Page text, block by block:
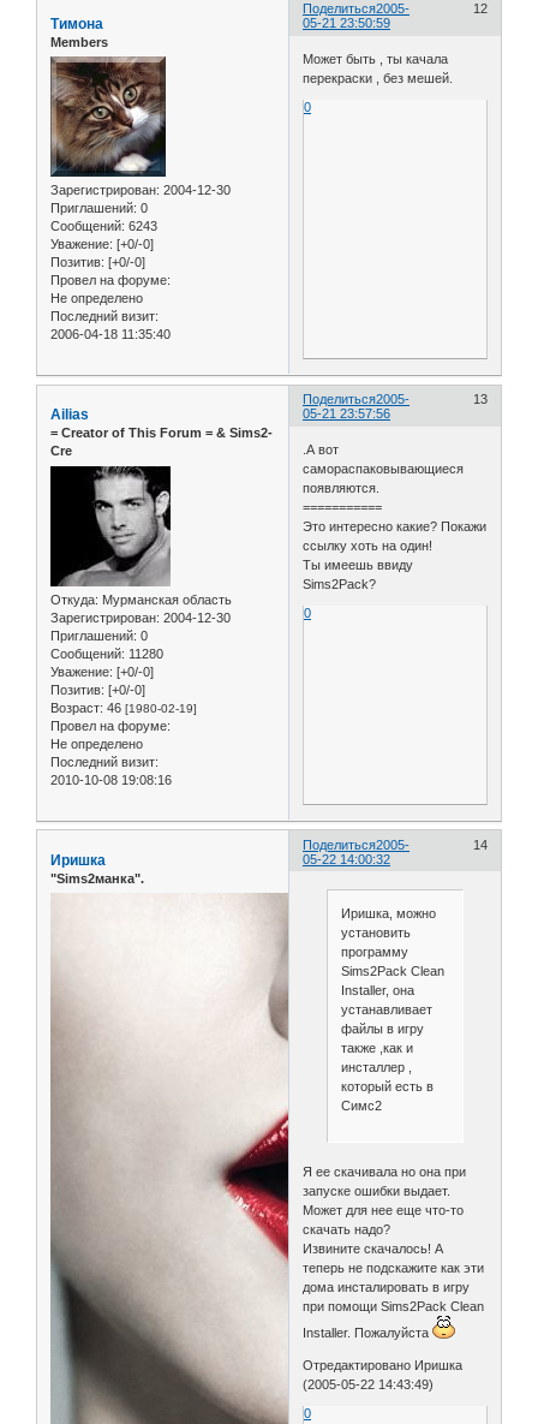
Поделиться 12
2005-
05-21 23:50:59
Тимона
Members
Зарегистрирован: 2004-12-30
Приглашений: 0
Сообщений: 6243
Уважение: [+0/-0]
Позитив: [+0/-0]
Провел на форуме:
Не определено
Последний визит:
2006-04-18 11:35:40
Может быть , ты качала
перекраски , без мешей.
0
Поделиться 13
2005-
05-21 23:57:56
Ailias
= Сreator of This Forum = & Sims2-
Cre
Откуда: Мурманская область
Зарегистрирован: 2004-12-30
Приглашений: 0
Сообщений: 11280
Уважение: [+0/-0]
Позитив: [+0/-0]
Возраст: 46 [1980-02-19]
Провел на форуме:
Не определено
Последний визит:
2010-10-08 19:08:16
.А вот
самораспаковывающиеся
появляются.
===========
Это интересно какие? Покажи
ссылку хоть на один!
Ты имеешь ввиду
Sims2Pack?
0
Поделиться 14
2005-
05-22 14:00:32
Иришка
"Sims2манка".
Иришка, можно
установить
программу
Sims2Pack Clean
Installer, она
устанавливает
файлы в игру
также ,как и
инсталлер ,
который есть в
Симс2
Я ее скачивала но она при
запуске ошибки выдает.
Может для нее еще что-то
скачать надо?
Извините скачалось! А
теперь не подскажите как эти
дома инсталировать в игру
при помощи Sims2Pack Clean
Installer. Пожалуйста
Отредактировано Иришка
(2005-05-22 14:43:49)
0